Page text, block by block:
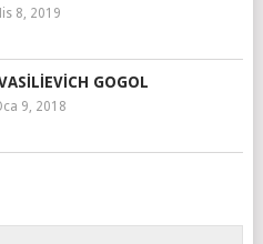
8, 2019
GOGOL
9, 2018